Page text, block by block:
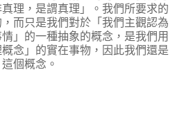
理，是謂真理」。我們所要求的
而只是我們對於「我們主觀認為
」的一種抽象的概念，是我們用
念」的實在事物，因此我們還是
個概念。